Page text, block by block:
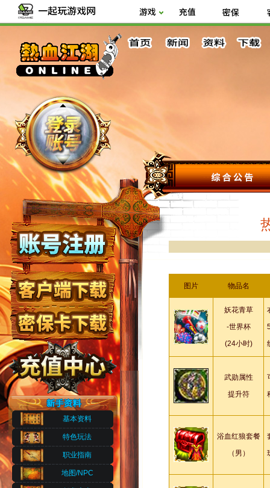
基本资料
特色玩法
职业指南
地图/NPC
图片 物品名
妖花青草
-世界杯
(24小时)
武勋属性
提升符
浴血红狼套餐
（男）